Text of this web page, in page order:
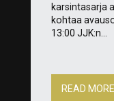
karsintasarja
kohtaa
13:00 JJK:n...
READ MORE